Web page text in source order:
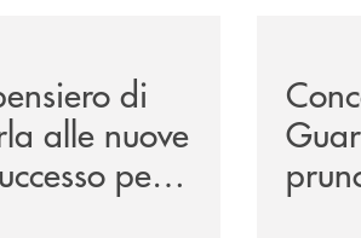
di
alle nuove
per
Banca